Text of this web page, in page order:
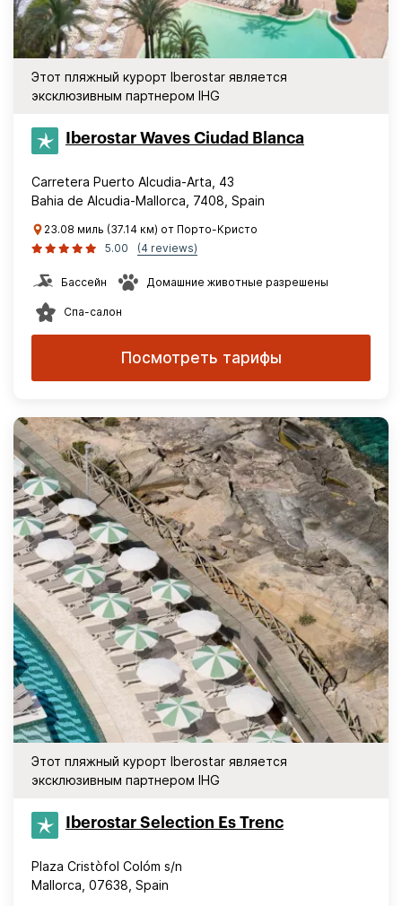
Этот пляжный курорт Iberostar является
эксклюзивным партнером IHG
Iberostar Waves Ciudad Blanca
Carretera Puerto Alcudia-Arta, 43
Bahia de Alcudia-Mallorca, 7408, Spain
23.08 миль (37.14 км) от Порто-Кристо
5.00
(4 reviews)
Бассейн Домашние животные разрешены
Спа-салон
Посмотреть тарифы
Этот пляжный курорт Iberostar является
эксклюзивным партнером IHG
Iberostar Selection​ Es Trenc
Plaza Cristòfol Colóm s/n
Mallorca, 07638, Spain